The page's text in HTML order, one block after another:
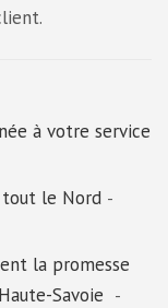
à votre service
tout le Nord -
la promesse
Savoie -